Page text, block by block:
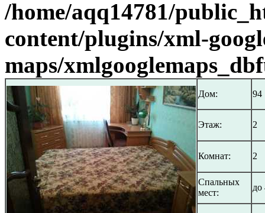
/home/aqq14781/
content/plugins/xml-
maps/
Дом: 94
Этаж: 2
Комнат: 2
Спальных
мест:
до